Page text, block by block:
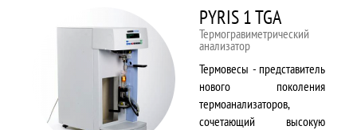
PYRIS 1 TGA
Термогравиметрический
анализатор
Термовесы - представитель
нового поколения
термоанализаторов,
сочетающий высокую